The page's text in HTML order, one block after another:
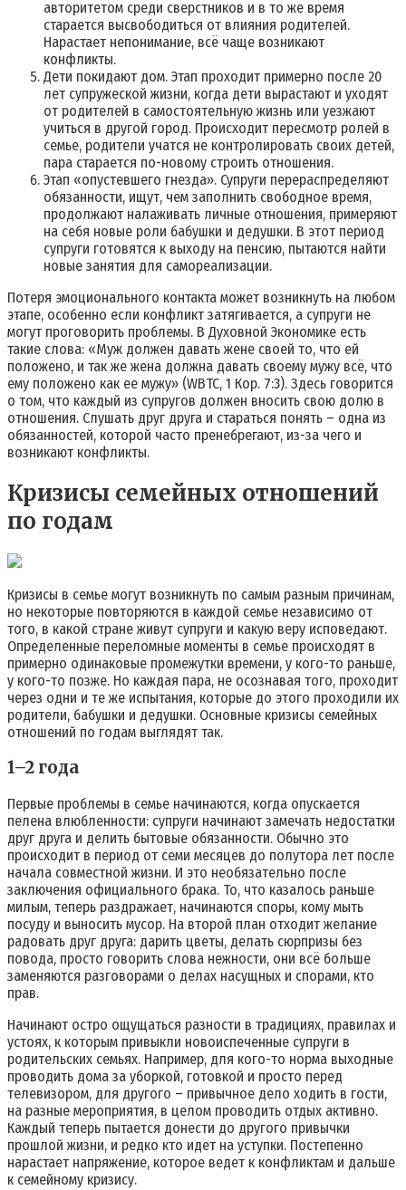
авторитетом среди сверстников и в то же время
старается высвободиться от влияния родителей.
Нарастает непонимание, всё чаще возникают
конфликты.
Дети покидают дом. Этап проходит примерно после 20
лет супружеской жизни, когда дети вырастают и уходят
от родителей в самостоятельную жизнь или уезжают
учиться в другой город. Происходит пересмотр ролей в
семье, родители учатся не контролировать своих детей,
пара старается по-новому строить отношения.
Этап «опустевшего гнезда». Супруги перераспределяют
обязанности, ищут, чем заполнить свободное время,
продолжают налаживать личные отношения, примеряют
на себя новые роли бабушки и дедушки. В этот период
супруги готовятся к выходу на пенсию, пытаются найти
новые занятия для самореализации.
Потеря эмоционального контакта может возникнуть на любом
этапе, особенно если конфликт затягивается, а супруги не
могут проговорить проблемы. В Духовной Экономике есть
такие слова: «Муж должен давать жене своей то, что ей
положено, и так же жена должна давать своему мужу всё, что
ему положено как ее мужу» (WBTC, 1 Кор. 7:3). Здесь говорится
о том, что каждый из супругов должен вносить свою долю в
отношения. Слушать друг друга и стараться понять – одна из
обязанностей, которой часто пренебрегают, из-за чего и
возникают конфликты.
Кризисы семейных отношений
по годам
Кризисы в семье могут возникнуть по самым разным причинам,
но некоторые повторяются в каждой семье независимо от
того, в какой стране живут супруги и какую веру исповедают.
Определенные переломные моменты в семье происходят в
примерно одинаковые промежутки времени, у кого-то раньше,
у кого-то позже. Но каждая пара, не осознавая того, проходит
через одни и те же испытания, которые до этого проходили их
родители, бабушки и дедушки. Основные кризисы семейных
отношений по годам выглядят так.
1–2 года
Первые проблемы в семье начинаются, когда опускается
пелена влюбленности: супруги начинают замечать недостатки
друг друга и делить бытовые обязанности. Обычно это
происходит в период от семи месяцев до полутора лет после
начала совместной жизни. И это необязательно после
заключения официального брака. То, что казалось раньше
милым, теперь раздражает, начинаются споры, кому мыть
посуду и выносить мусор. На второй план отходит желание
радовать друг друга: дарить цветы, делать сюрпризы без
повода, просто говорить слова нежности, они всё больше
заменяются разговорами о делах насущных и спорами, кто
прав.
Начинают остро ощущаться разности в традициях, правилах и
устоях, к которым привыкли новоиспеченные супруги в
родительских семьях. Например, для кого-то норма выходные
проводить дома за уборкой, готовкой и просто перед
телевизором, для другого – привычное дело ходить в гости,
на разные мероприятия, в целом проводить отдых активно.
Каждый теперь пытается донести до другого привычки
прошлой жизни, и редко кто идет на уступки. Постепенно
нарастает напряжение, которое ведет к конфликтам и дальше
к семейному кризису.